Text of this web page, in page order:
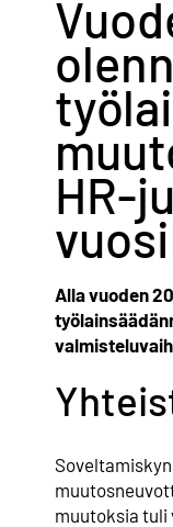
Yhteystiedot
Jäsenille
HR-
Alla vuoden
muutoksia tuli